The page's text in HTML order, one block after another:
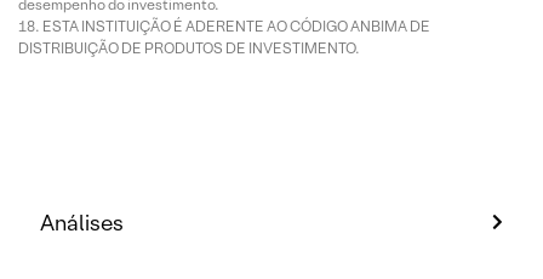
desempenho do investimento.
ESTA INSTITUIÇÃO É ADERENTE AO CÓDIGO ANBIMA DE
DISTRIBUIÇÃO DE PRODUTOS DE INVESTIMENTO.
Análises